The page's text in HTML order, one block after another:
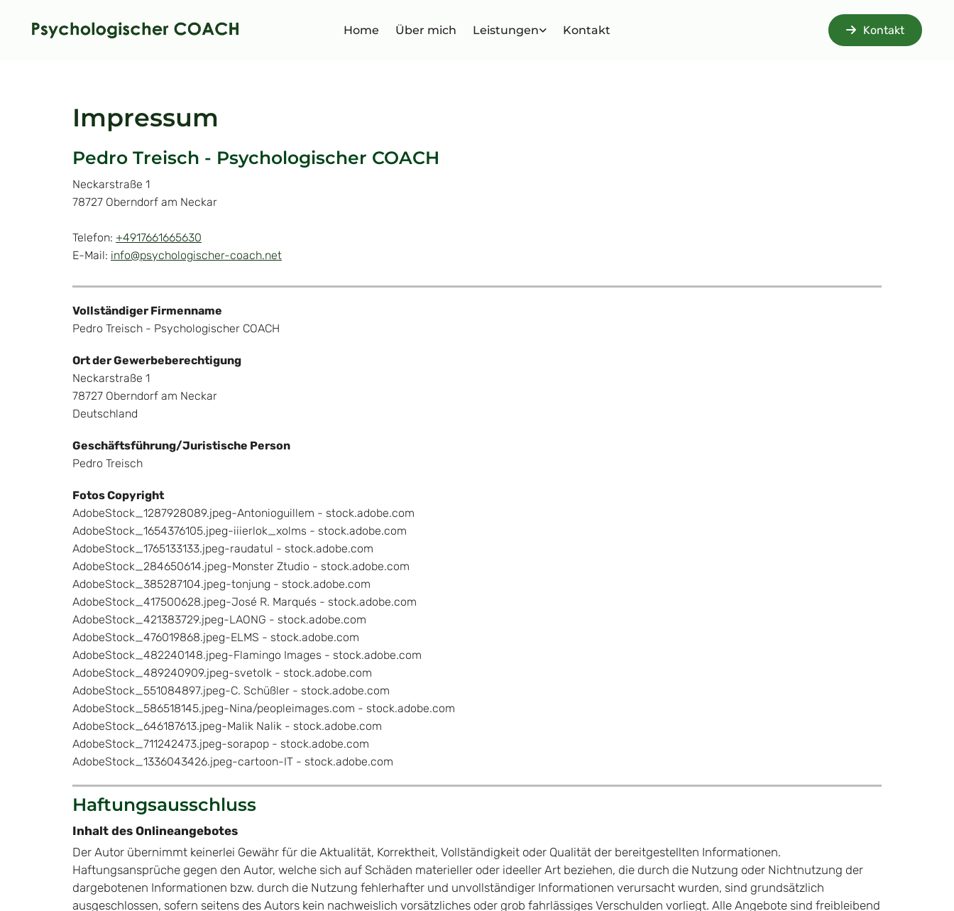
Home Über mich Leistungen Kontakt Kontakt
Impressum
Pedro Treisch - Psychologischer COACH
Neckarstraße 1
78727 Oberndorf am Neckar
Telefon: +4917661665630
E-Mail: info@psychologischer-coach.net
Vollständiger Firmenname
Pedro Treisch - Psychologischer COACH
Ort der Gewerbeberechtigung
Neckarstraße 1
78727 Oberndorf am Neckar
Deutschland
Geschäftsführung/Juristische Person
Pedro Treisch
Fotos Copyright
AdobeStock_1287928089.jpeg-Antonioguillem - stock.adobe.com
AdobeStock_1654376105.jpeg-iiierlok_xolms - stock.adobe.com
AdobeStock_1765133133.jpeg-raudatul - stock.adobe.com
AdobeStock_284650614.jpeg-Monster Ztudio - stock.adobe.com
AdobeStock_385287104.jpeg-tonjung - stock.adobe.com
AdobeStock_417500628.jpeg-José R. Marqués - stock.adobe.com
AdobeStock_421383729.jpeg-LAONG - stock.adobe.com
AdobeStock_476019868.jpeg-ELMS - stock.adobe.com
AdobeStock_482240148.jpeg-Flamingo Images - stock.adobe.com
AdobeStock_489240909.jpeg-svetolk - stock.adobe.com
AdobeStock_551084897.jpeg-C. Schüßler - stock.adobe.com
AdobeStock_586518145.jpeg-Nina/peopleimages.com - stock.adobe.com
AdobeStock_646187613.jpeg-Malik Nalik - stock.adobe.com
AdobeStock_711242473.jpeg-sorapop - stock.adobe.com
AdobeStock_1336043426.jpeg-cartoon-IT - stock.adobe.com
Haftungsausschluss
Inhalt des Onlineangebotes
Der Autor übernimmt keinerlei Gewähr für die Aktualität, Korrektheit, Vollständigkeit oder Qualität der bereitgestellten Informationen.
Haftungsansprüche gegen den Autor, welche sich auf Schäden materieller oder ideeller Art beziehen, die durch die Nutzung oder Nichtnutzung der
dargebotenen Informationen bzw. durch die Nutzung fehlerhafter und unvollständiger Informationen verursacht wurden, sind grundsätzlich
ausgeschlossen, sofern seitens des Autors kein nachweislich vorsätzliches oder grob fahrlässiges Verschulden vorliegt. Alle Angebote sind freibleibend